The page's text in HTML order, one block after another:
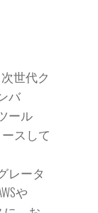
世代ク
バ
ール
ースして
レータ
や